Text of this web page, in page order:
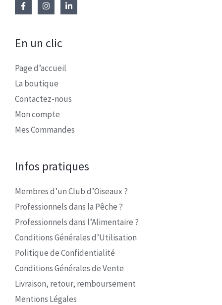
En un clic
Page d’accueil
La boutique
Contactez-nous
Mon compte
Mes Commandes
Infos pratiques
Membres d’un Club d’Oiseaux ?
Professionnels dans la Pêche ?
Professionnels dans l’Alimentaire ?
Conditions Générales d’Utilisation
Politique de Confidentialité
Conditions Générales de Vente
Livraison, retour, remboursement
Mentions Légales